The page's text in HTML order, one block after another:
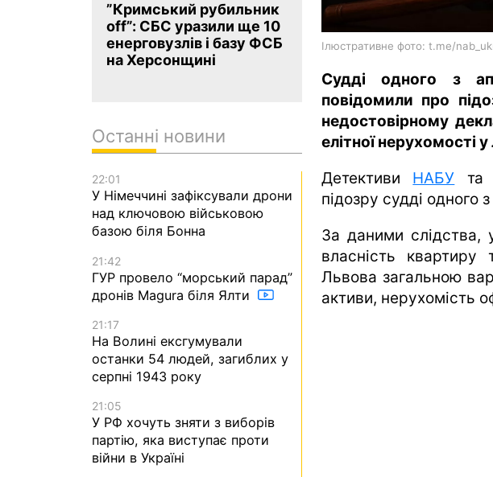
Ілюстративне фото: t.me/
Судді одного з
повідомили про
недостовірному
елітної нерухомості
Детективи НАБУ та
підозру судді одного
За даними
власність квартиру
Львова загальною
активи, нерухомість
”Кримський рубильник
off”: СБС уразили ще 10
енерговузлів і базу ФСБ
на Херсонщині
Останні новини
22:01
У Німеччині зафіксували дрони
над ключовою військовою
базою біля Бонна
21:42
ГУР провело “морський парад”
дронів Magura біля Ялти
21:17
На Волині ексгумували
останки 54 людей, загиблих у
серпні 1943 року
21:05
У РФ хочуть зняти з виборів
партію, яка виступає проти
війни в Україні